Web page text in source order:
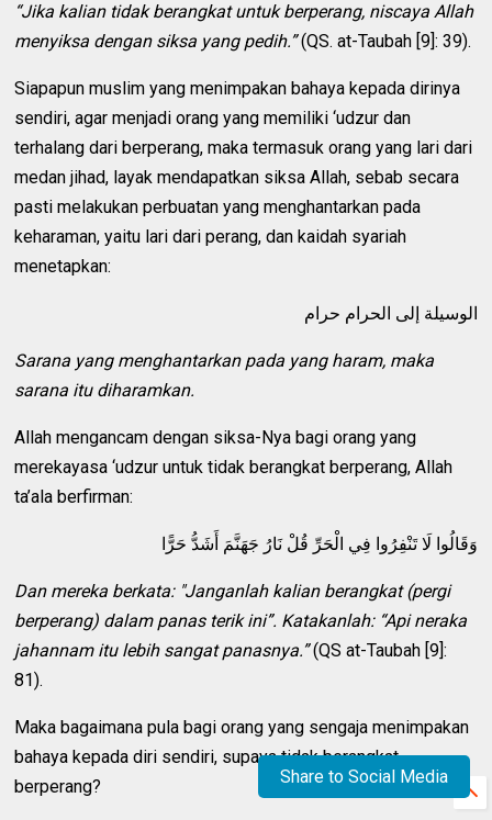
“Jika kalian tidak berangkat untuk berperang, niscaya Allah
menyiksa dengan siksa yang pedih.”(QS. at-Taubah [9]: 39).
Siapapun muslim yang menimpakan bahaya kepada dirinya
sendiri, agar menjadi orang yang memiliki ‘udzur dan
terhalang dari berperang, maka termasuk orang yang lari dari
medan jihad, layak mendapatkan siksa Allah, sebab secara
pasti melakukan perbuatan yang menghantarkan pada
keharaman, yaitu lari dari perang, dan kaidah syariah
menetapkan:
الوسيلة إلى الحرام حرام
Sarana yang menghantarkan pada yang haram, maka
sarana itu diharamkan.
Allah mengancam dengan siksa-Nya bagi orang yang
merekayasa ‘udzur untuk tidak berangkat berperang, Allah
ta’ala berfirman:
وَقَالُوا لَا تَنْفِرُوا فِي الْحَرِّ قُلْ نَارُ جَهَنَّمَ أَشَدُّ حَرًّا
Dan mereka berkata: "Janganlah kalian berangkat (pergi
berperang) dalam panas terik ini”. Katakanlah: “Api neraka
jahannam itu lebih sangat panasnya.”(QS at-Taubah [9]:
81).
Maka bagaimana pula bagi orang yang sengaja menimpakan
bahaya kepada diri sendiri, supaya tidak berangkat
berperang?
Share to Social Media